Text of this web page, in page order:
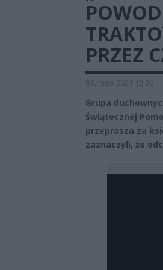
PRZEZ
8 lutego 2021 12:39 |
Grupa
Świątecznej
przeprasza za
zaznaczyli, że